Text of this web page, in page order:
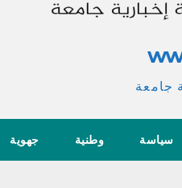
جامعة
سياسة وطنية جهوية